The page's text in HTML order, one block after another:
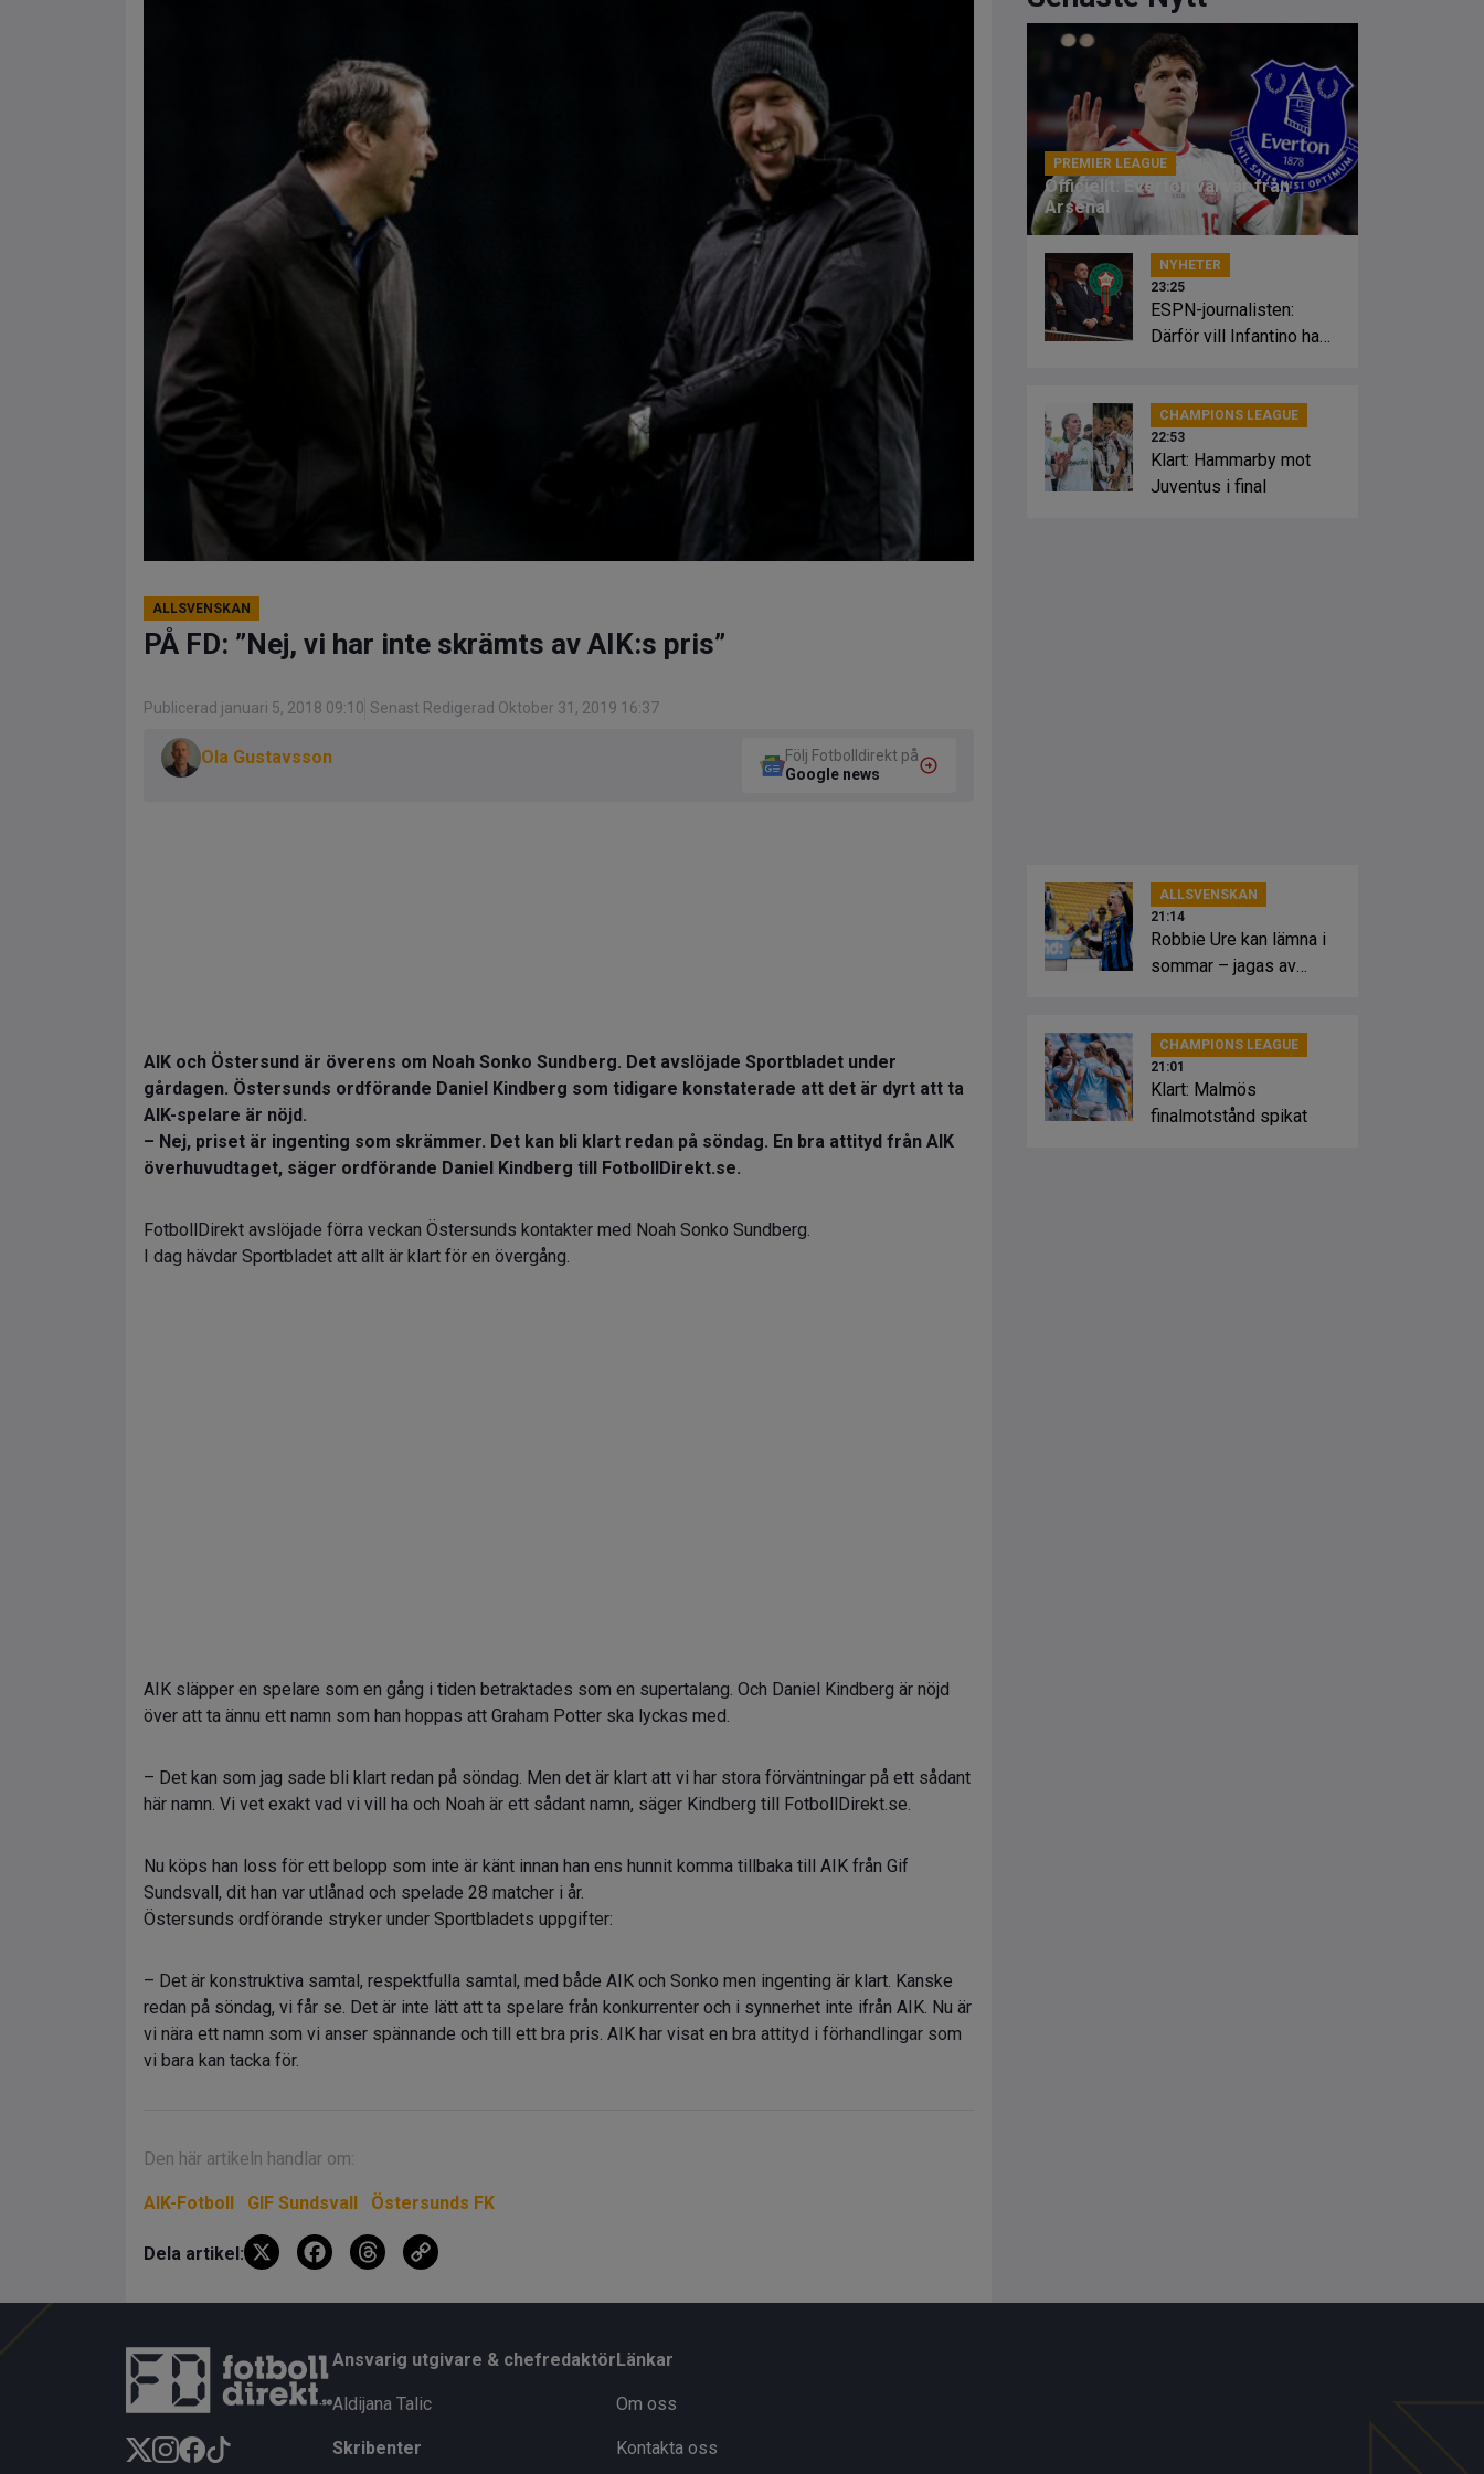
ALLSVENSKAN
PÅ FD: ”Nej, vi har inte skrämts av AIK:s pris”
Publicerad januari 5, 2018 09:10 Senast Redigerad Oktober 31, 2019 16:37
Ola Gustavsson
Följ Fotbolldirekt på
Google news
AIK och Östersund är överens om Noah Sonko Sundberg. Det avslöjade Sportbladet under
gårdagen. Östersunds ordförande Daniel Kindberg som tidigare konstaterade att det är dyrt att ta
AIK-spelare är nöjd.
– Nej, priset är ingenting som skrämmer. Det kan bli klart redan på söndag. En bra attityd från AIK
överhuvudtaget, säger ordförande Daniel Kindberg till FotbollDirekt.se.
FotbollDirekt avslöjade förra veckan Östersunds kontakter med Noah Sonko Sundberg.
I dag hävdar Sportbladet att allt är klart för en övergång.
AIK släpper en spelare som en gång i tiden betraktades som en supertalang. Och Daniel Kindberg är nöjd
över att ta ännu ett namn som han hoppas att Graham Potter ska lyckas med.
– Det kan som jag sade bli klart redan på söndag. Men det är klart att vi har stora förväntningar på ett sådant
här namn. Vi vet exakt vad vi vill ha och Noah är ett sådant namn, säger Kindberg till FotbollDirekt.se.
Nu köps han loss för ett belopp som inte är känt innan han ens hunnit komma tillbaka till AIK från Gif
Sundsvall, dit han var utlånad och spelade 28 matcher i år.
Östersunds ordförande stryker under Sportbladets uppgifter:
– Det är konstruktiva samtal, respektfulla samtal, med både AIK och Sonko men ingenting är klart. Kanske
redan på söndag, vi får se. Det är inte lätt att ta spelare från konkurrenter och i synnerhet inte ifrån AIK. Nu är
vi nära ett namn som vi anser spännande och till ett bra pris. AIK har visat en bra attityd i förhandlingar som
vi bara kan tacka för.
Den här artikeln handlar om:
AIK-Fotboll GIF Sundsvall Östersunds FK
Dela artikel: X
F
b
o
k
T
a
d
Li
PREMIER LEAGUE
Officiellt: Everton värvar från
Arsenal
NYHETER
23:25
ESPN-journalisten:
Därför vill Infantino ha
CHAMPIONS LEAGUE
22:53
Klart: Hammarby mot
Juventus i final
ALLSVENSKAN
21:14
Robbie Ure kan lämna i
sommar – jagas av
CHAMPIONS LEAGUE
21:01
Klart: Malmös
finalmotstånd spikat
Ansvarig utgivare & chefredaktör
Aldijana Talic
Skribenter
Länkar
Om oss
Kontakta oss